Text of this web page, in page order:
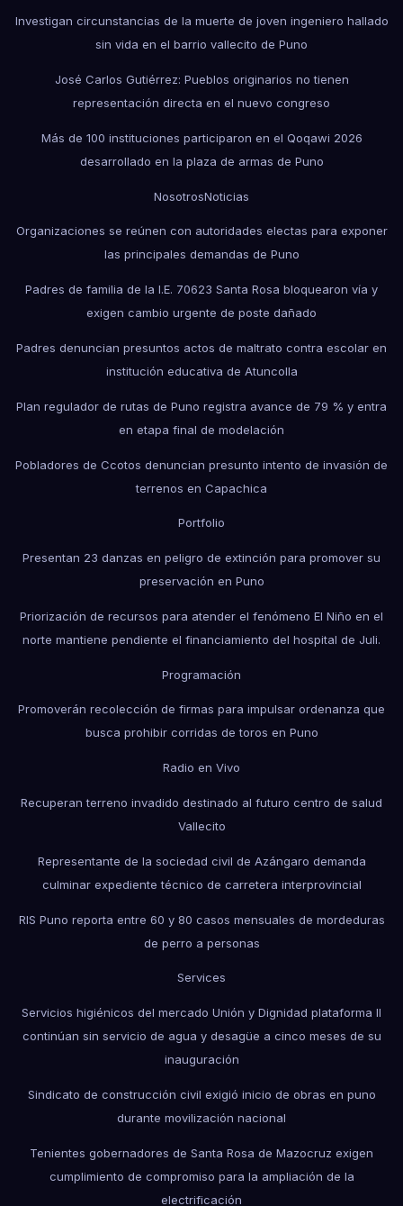
Investigan circunstancias de la muerte de joven ingeniero hallado
sin vida en el barrio vallecito de Puno
José Carlos Gutiérrez: Pueblos originarios no tienen
representación directa en el nuevo congreso
Más de 100 instituciones participaron en el Qoqawi 2026
desarrollado en la plaza de armas de Puno
NosotrosNoticias
Organizaciones se reúnen con autoridades electas para exponer
las principales demandas de Puno
Padres de familia de la I.E. 70623 Santa Rosa bloquearon vía y
exigen cambio urgente de poste dañado
Padres denuncian presuntos actos de maltrato contra escolar en
institución educativa de Atuncolla
Plan regulador de rutas de Puno registra avance de 79 % y entra
en etapa final de modelación
Pobladores de Ccotos denuncian presunto intento de invasión de
terrenos en Capachica
Portfolio
Presentan 23 danzas en peligro de extinción para promover su
preservación en Puno
Priorización de recursos para atender el fenómeno El Niño en el
norte mantiene pendiente el financiamiento del hospital de Juli.
Programación
Promoverán recolección de firmas para impulsar ordenanza que
busca prohibir corridas de toros en Puno
Radio en Vivo
Recuperan terreno invadido destinado al futuro centro de salud
Vallecito
Representante de la sociedad civil de Azángaro demanda
culminar expediente técnico de carretera interprovincial
RIS Puno reporta entre 60 y 80 casos mensuales de mordeduras
de perro a personas
Services
Servicios higiénicos del mercado Unión y Dignidad plataforma II
continúan sin servicio de agua y desagüe a cinco meses de su
inauguración
Sindicato de construcción civil exigió inicio de obras en puno
durante movilización nacional
Tenientes gobernadores de Santa Rosa de Mazocruz exigen
cumplimiento de compromiso para la ampliación de la
electrificación